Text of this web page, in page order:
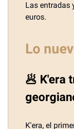
Las entradas
euros.
Lo
🥟 K'era
K'era, el